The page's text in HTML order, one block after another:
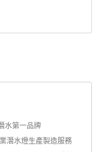
水第一品牌
潛水燈生產製造服務